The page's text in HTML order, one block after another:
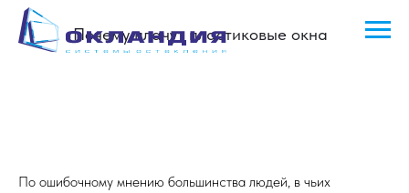
Почему плачут пластиковые окна
По ошибочному мнению большинства людей, в чьих